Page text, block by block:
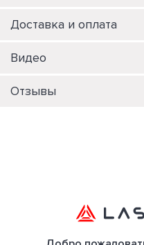
Доставка и оплата
Видео
Отзывы